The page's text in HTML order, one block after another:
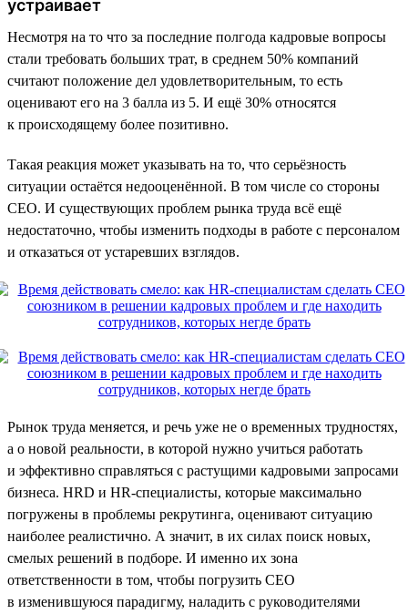
устраивает
Несмотря на то что за последние полгода кадровые вопросы
стали требовать больших трат, в среднем 50% компаний
считают положение дел удовлетворительным, то есть
оценивают его на 3 балла из 5. И ещё 30% относятся
к происходящему более позитивно.
Такая реакция может указывать на то, что серьёзность
ситуации остаётся недооценённой. В том числе со стороны
CEO. И существующих проблем рынка труда всё ещё
недостаточно, чтобы изменить подходы в работе с персоналом
и отказаться от устаревших взглядов.
Рынок труда меняется, и речь уже не о временных трудностях,
а о новой реальности, в которой нужно учиться работать
и эффективно справляться с растущими кадровыми запросами
бизнеса. HRD и HR-специалисты, которые максимально
погружены в проблемы рекрутинга, оценивают ситуацию
наиболее реалистично. А значит, в их силах поиск новых,
смелых решений в подборе. И именно их зона
ответственности в том, чтобы погрузить CEO
в изменившуюся парадигму, наладить с руководителями